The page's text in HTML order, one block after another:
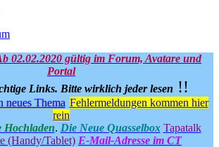
02.02.2020 gültig im Forum, Avatare und
Portal
Links. Bitte wirklich jeder lesen !!
neues Thema Fehlermeldungen kommen hier
rein
Hochladen. Die Neue Quasselbox Tapatalk
(Handy/Tablet) E-Mail-Adresse im CT